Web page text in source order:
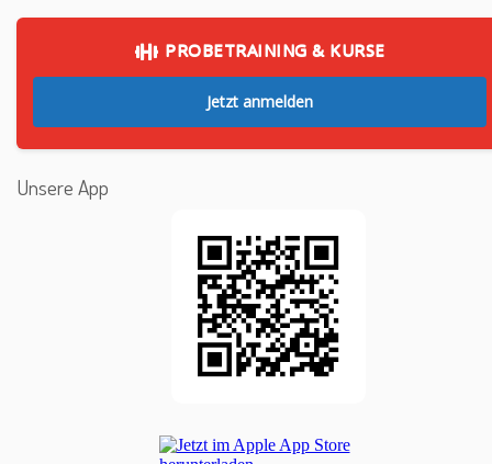
PROBETRAINING & KURSE
Jetzt anmelden
Unsere App